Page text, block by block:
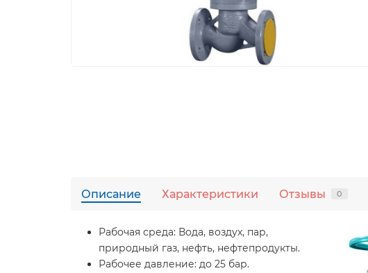
Описание Характеристики Отзывы 0
Рабочая среда: Вода, воздух, пар,
природный газ, нефть, нефтепродукты.
Рабочее давление: до 25 бар.